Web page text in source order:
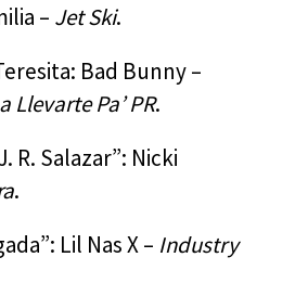
– Jet Ski.
Bad Bunny –
Llevarte Pa’ PR.
R. Salazar”: Nicki
.
Lil Nas X – Industry